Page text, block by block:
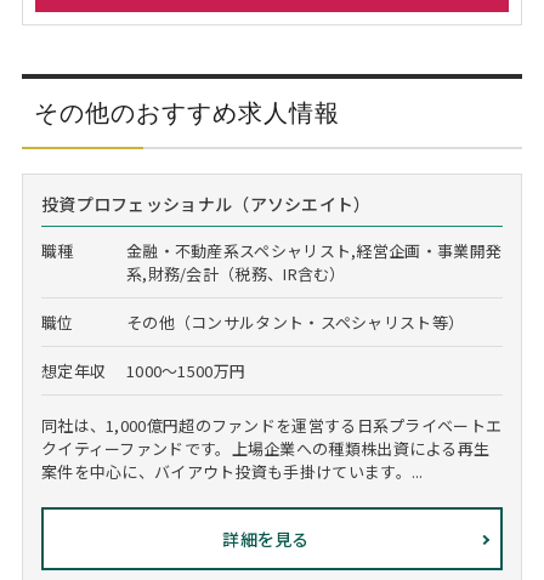
その他のおすすめ求人情報
投資プロフェッショナル（アソシエイト）
職種
金融・不動産系スペシャリスト,経営企画・事業開発
系,財務/会計（税務、IR含む）
職位 その他（コンサルタント・スペシャリスト等）
想定年収 1000～1500万円
同社は、1,000億円超のファンドを運営する日系プライベートエ
クイティーファンドです。上場企業への種類株出資による再生
案件を中心に、バイアウト投資も手掛けています。...
詳細を見る